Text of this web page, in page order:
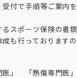
付で手順等ご案内
スポーツ保険の書類
成も行っておりますの
医」 「熱傷専門医